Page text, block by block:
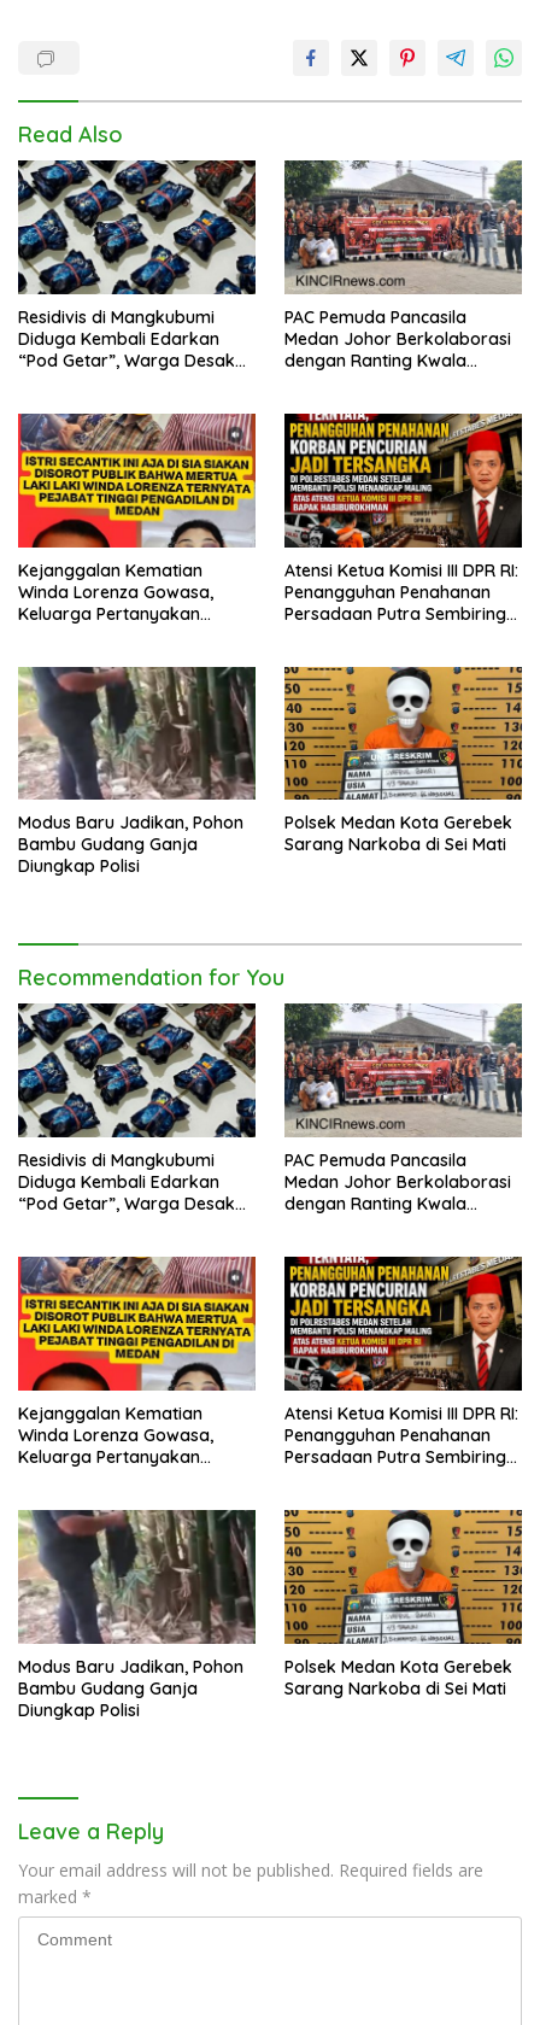
Read Also
Residivis di Mangkubumi
Diduga Kembali Edarkan
“Pod Getar”, Warga Desak
PAC Pemuda Pancasila
Medan Johor Berkolaborasi
dengan Ranting Kwala
Jemaah dan Pengguna Jalan
Kejanggalan Kematian
Winda Lorenza Gowasa,
Keluarga Pertanyakan
Atensi Ketua Komisi III DPR RI:
Penangguhan Penahanan
Persadaan Putra Sembiring
Modus Baru Jadikan, Pohon
Bambu Gudang Ganja
Diungkap Polisi
Polsek Medan Kota Gerebek
Sarang Narkoba di Sei Mati
Recommendation for You
Residivis di Mangkubumi
Diduga Kembali Edarkan
“Pod Getar”, Warga Desak
PAC Pemuda Pancasila
Medan Johor Berkolaborasi
dengan Ranting Kwala
Jemaah dan Pengguna Jalan
Kejanggalan Kematian
Winda Lorenza Gowasa,
Keluarga Pertanyakan
Atensi Ketua Komisi III DPR RI:
Penangguhan Penahanan
Persadaan Putra Sembiring
Modus Baru Jadikan, Pohon
Bambu Gudang Ganja
Diungkap Polisi
Polsek Medan Kota Gerebek
Sarang Narkoba di Sei Mati
Leave a Reply
Your email address will not be published. Required fields are
marked *